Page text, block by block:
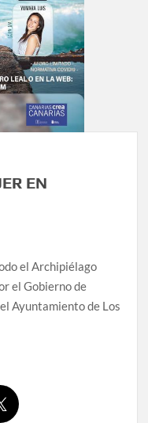
EN
el Archipiélago
el Gobierno de
Ayuntamiento de Los